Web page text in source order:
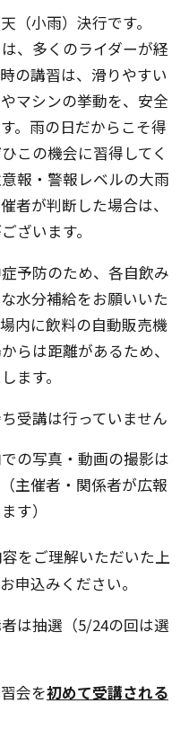
（小雨）決行です。
、多くのライダーが経
の講習は、滑りやすい
マシンの挙動を、安全
。雨の日だからこそ得
この機会に習得してく
報・警報レベルの大雨
者が判断した場合は、
ざいます。
予防のため、各自飲み
水分補給をお願いいた
内に飲料の自動販売機
らは距離があるため、
ます。
受講は行っていません
の写真・動画の撮影は
主催者・関係者が広報
す）
をご理解いただいた上
申込みください。
は抽選（5/24の回は選
会を初めて受講される